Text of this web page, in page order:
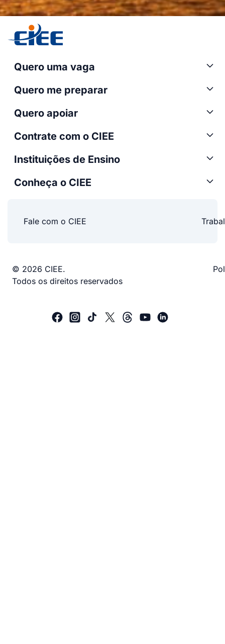
Quero uma vaga
Quero me preparar
Quero apoiar
Contrate com o CIEE
Instituições de Ensino
Conheça o CIEE
Fale com o CIEE
© 2026 CIEE.
Todos os direitos reservados